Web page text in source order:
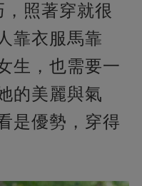
照著穿就很
靠衣服馬靠
生，也需要一
的美麗與氣
是優勢，穿得